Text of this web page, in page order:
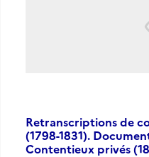
Retranscriptions de
(1798-1831).
Contentieux privés